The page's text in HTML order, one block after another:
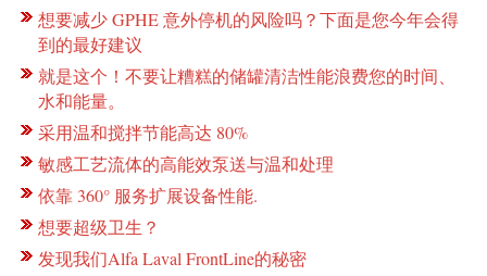
想要减少 GPHE 意外停机的风险吗？下面是您今年会得
到的最好建议
就是这个！不要让糟糕的储罐清洁性能浪费您的时间、
水和能量。
采用温和搅拌节能高达 80%
敏感工艺流体的高能效泵送与温和处理
依靠 360° 服务扩展设备性能.
想要超级卫生？
发现我们Alfa Laval FrontLine的秘密